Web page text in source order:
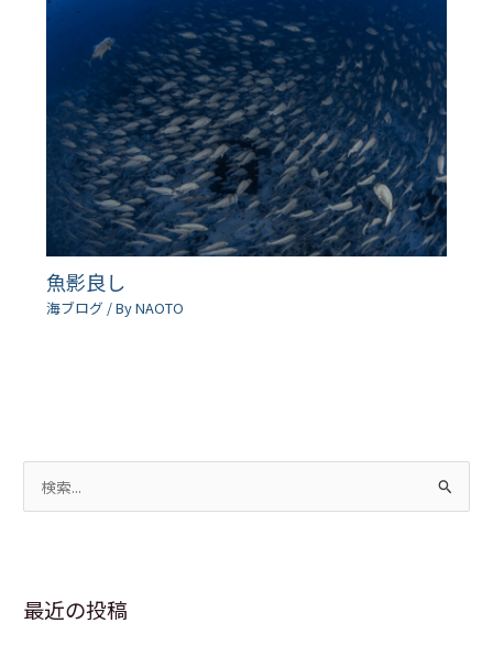
魚影良し
海ブログ / ByNAOTO
索
:最近の投稿